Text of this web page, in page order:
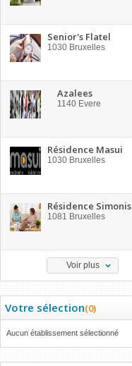
Senior's Flatel
1030 Bruxelles
Azalees
1140 Evere
Résidence Masui
1030 Bruxelles
Résidence Simonis
1081 Bruxelles
Voir plus
Votre sélection(0)
Aucun établissement sélectionné